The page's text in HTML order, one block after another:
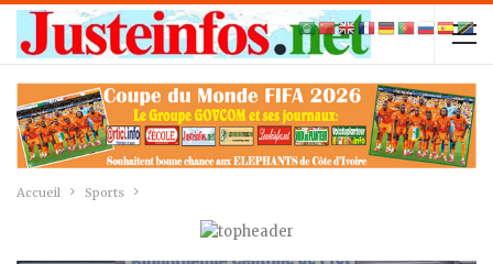
Accueil Sports